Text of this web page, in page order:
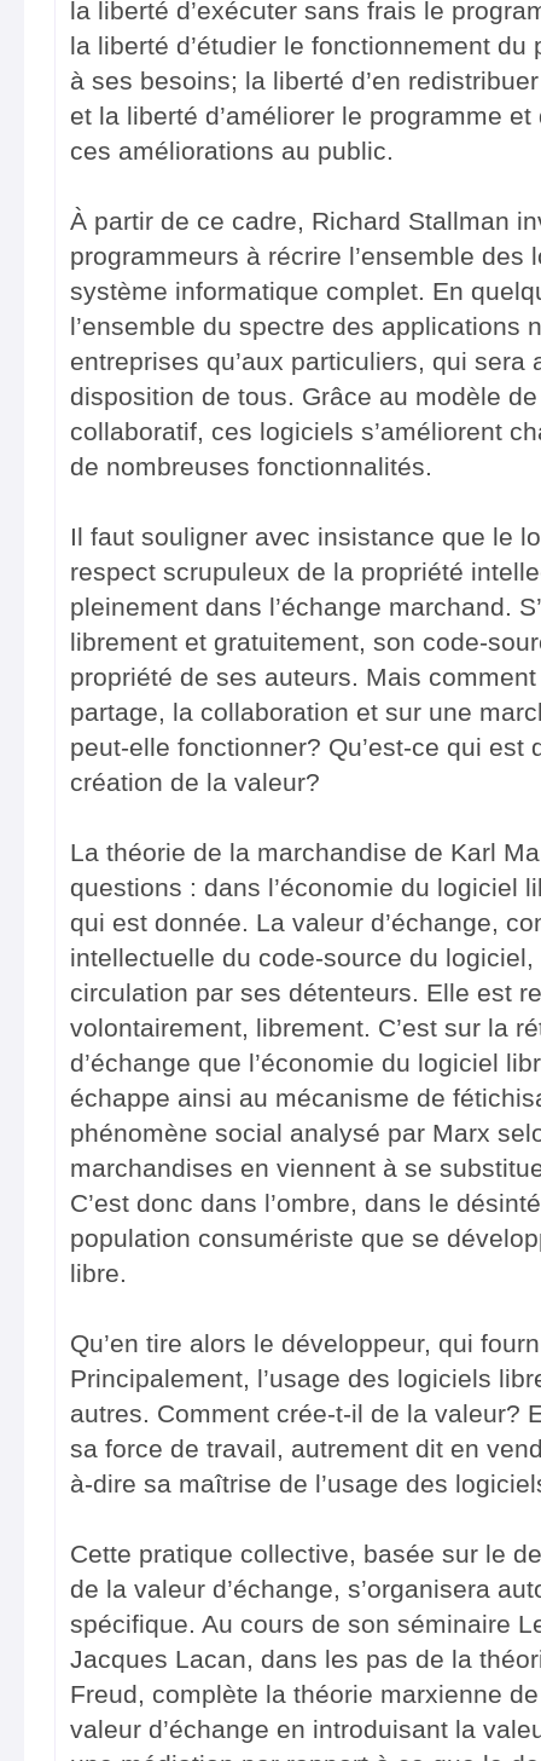
la liberté d’exécuter sans frais le
la liberté d’étudier le fonctionnement du
à ses besoins; la liberté d’en
et la liberté d’améliorer le programme
ces améliorations au public.
À partir de ce cadre, Richard Stallman
programmeurs à récrire l’ensemble
système informatique complet. En
l’ensemble du spectre des applications
entreprises qu’aux particuliers, qui sera
disposition de tous. Grâce au modèle
collaboratif, ces logiciels s’améliorent
de nombreuses fonctionnalités.
Il faut souligner avec insistance que le
respect scrupuleux de la propriété
pleinement dans l’échange marchand.
librement et gratuitement, son code-
propriété de ses auteurs. Mais
partage, la collaboration et sur une
peut-elle fonctionner? Qu’est-ce qui est
création de la valeur?
La théorie de la marchandise de Karl
questions : dans l’économie du logiciel
qui est donnée. La valeur d’échange,
intellectuelle du code-source du logiciel,
circulation par ses détenteurs. Elle est
volontairement, librement. C’est sur la
d’échange que l’économie du logiciel
échappe ainsi au mécanisme de
phénomène social analysé par Marx
marchandises en viennent à se
C’est donc dans l’ombre, dans le
population consumériste que se
libre.
Qu’en tire alors le développeur, qui
Principalement, l’usage des logiciels
autres. Comment crée-t-il de la valeur?
sa force de travail, autrement dit en
à-dire sa maîtrise de l’usage des
Cette pratique collective, basée sur le
de la valeur d’échange, s’organisera
spécifique. Au cours de son séminaire
Jacques Lacan, dans les pas de la
Freud, complète la théorie marxienne
valeur d’échange en introduisant la